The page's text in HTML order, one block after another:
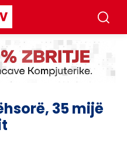
35 mijë